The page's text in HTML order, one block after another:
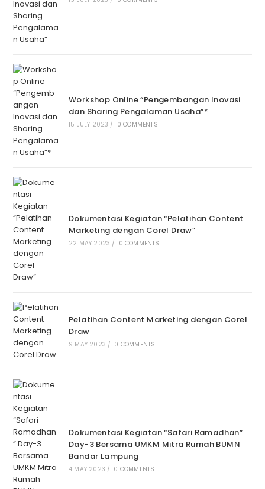
Workshop Online “Pengembangan Inovasi
dan Sharing Pengalaman Usaha”*
15 JULY 2023 / 0 COMMENTS
Dokumentasi Kegiatan “Pelatihan Content
Marketing dengan Corel Draw”
22 MAY 2023 / 0 COMMENTS
Pelatihan Content Marketing dengan Corel
Draw
9 MAY 2023 / 0 COMMENTS
Dokumentasi Kegiatan “Safari Ramadhan”
Day-3 Bersama UMKM Mitra Rumah BUMN
Bandar Lampung
4 MAY 2023 / 0 COMMENTS